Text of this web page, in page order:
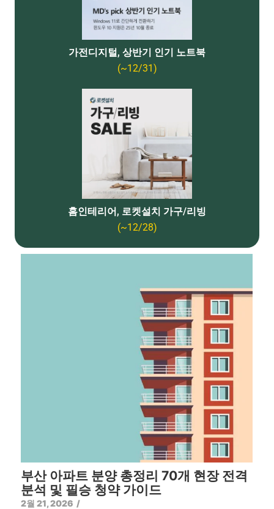
가전디지털, 상반기 인기 노트북
(~12/31)
홈인테리어, 로켓설치 가구/리빙
(~12/28)
부산 아파트 분양 총정리 70개 현장 전격
분석 및 필승 청약 가이드
2월 21, 2026 /